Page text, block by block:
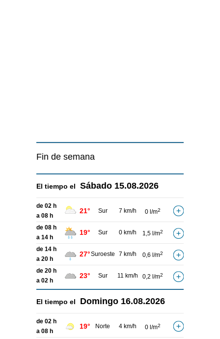
Fin de semana
El tiempo el Sábado 15.08.2026
de 02 h
a 08 h
21° Sur 7 km/h 0 l/m2
de 08 h
a 14 h
19° Sur 0 km/h 1,5 l/m2
de 14 h
a 20 h
27°Suroeste 7 km/h 0,6 l/m2
de 20 h
a 02 h
23° Sur 11 km/h 0,2 l/m2
El tiempo el Domingo 16.08.2026
de 02 h
a 08 h
19° Norte 4 km/h 0 l/m2